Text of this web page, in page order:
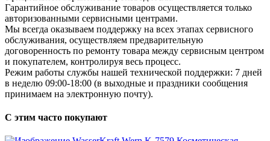
Гарантийное обслуживание товаров осуществляется только
авторизованными сервисными центрами.
Мы всегда оказываем поддержку на всех этапах сервисного
обслуживания, осуществляем предварительную
договоренность по ремонту товара между сервисным центром
и покупателем, контролируя весь процесс.
Режим работы службы нашей технической поддержки: 7 дней
в неделю 09:00-18:00 (в выходные и праздники сообщения
принимаем на электронную почту).
С этим часто покупают